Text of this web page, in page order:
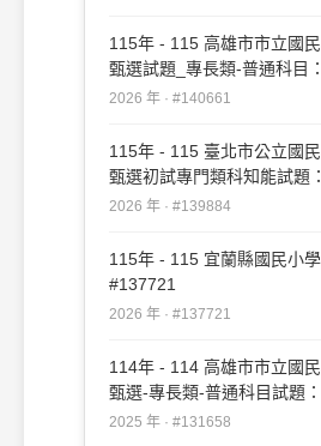
115年 - 115 高雄市市立國
甄選試題_專長類-普通科目
#140661
2026 年 · #140661
115年 - 115 臺北市公立國
甄選初試專門類科知能試題
#139884
2026 年 · #139884
115年 - 115 宜蘭縣國民小
#137721
2026 年 · #137721
114年 - 114 高雄市市立國
甄選-專長類-普通科目試題
#131658
2025 年 · #131658